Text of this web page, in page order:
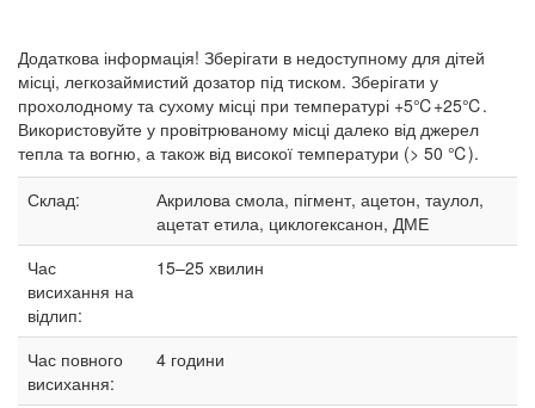
Додаткова інформація! Зберігати в недоступному для дітей
місці, легкозаймистий дозатор під тиском. Зберігати у
прохолодному та сухому місці при температурі +5℃+25℃.
Використовуйте у провітрюваному місці далеко від джерел
тепла та вогню, а також від високої температури (> 50 ℃).
Склад:
Акрилова смола, пігмент, ацетон, таулол,
ацетат етила, циклогексанон, ДМЕ
Час
висихання на
відлип:
15–25 хвилин
Час повного
висихання:
4 години